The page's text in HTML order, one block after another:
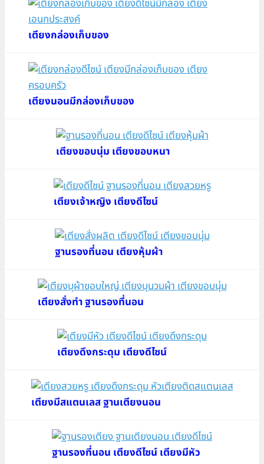
เตียงกล่องเก็บของ
เตียงนอนมีกล่องเก็บของ
เตียงขอบนุ่ม เตียงขอบหนา
เตียงเจ้าหญิง เตียงดีไซน์
ฐานรองที่นอน เตียงหุ้มผ้า
เตียงสั่งทำ ฐานรองที่นอน
เตียงดึงกระดุม เตียงดีไซน์
เตียงมีสแตนเลส ฐานเตียงนอน
ฐานรองที่นอน เตียงดีไซน์ เตียงมีหัว